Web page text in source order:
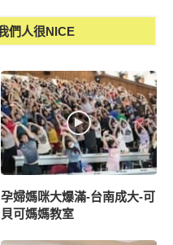
們人很NICE
孕婦媽咪大爆滿-台南成大-可
貝可媽媽教室